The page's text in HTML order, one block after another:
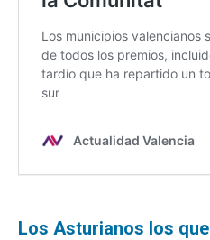
Los Asturianos los